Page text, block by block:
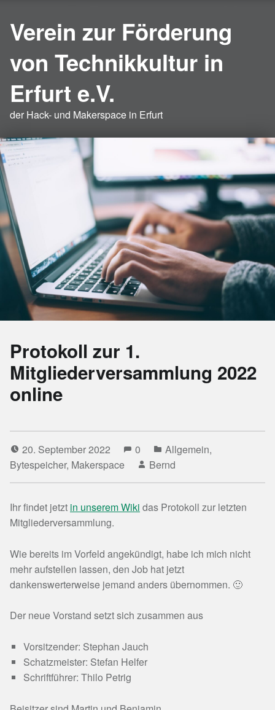
Verein zur Förderung
von Technikkultur in
Erfurt e.V.
der Hack- und Makerspace in Erfurt
Protokoll zur 1.
Mitgliederversammlung 2022
online
20. September 2022 0 Allgemein,
Bytespeicher, Makerspace Bernd
Ihr findet jetzt in unserem Wiki das Protokoll zur letzten
Mitgliederversammlung.
Wie bereits im Vorfeld angekündigt, habe ich mich nicht
mehr aufstellen lassen, den Job hat jetzt
dankenswerterweise jemand anders übernommen. 🙂
Der neue Vorstand setzt sich zusammen aus
Vorsitzender: Stephan Jauch
Schatzmeister: Stefan Helfer
Schriftführer: Thilo Petrig